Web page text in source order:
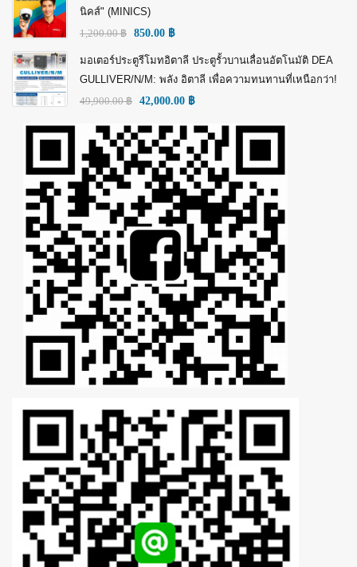
นิคส์" (MINICS)
1,200.00฿ 850.00 ฿
มอเตอร์ประตูรีโมทอิตาลี ประตูรั้วบานเลื่อนอัตโนมัติ DEA
GULLIVER/N/M: พลัง อิตาลี เพื่อความทนทานที่เหนือกว่า!
49,900.00฿ 42,000.00 ฿